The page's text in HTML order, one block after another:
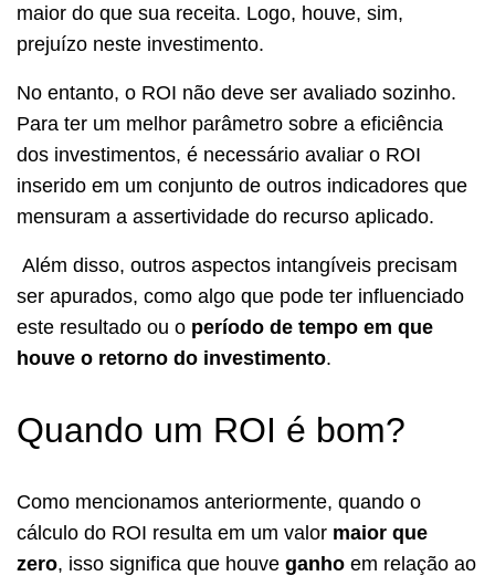
maior do que sua receita. Logo, houve, sim,
prejuízo neste investimento.
No entanto, o ROI não deve ser avaliado sozinho.
Para ter um melhor parâmetro sobre a eficiência
dos investimentos, é necessário avaliar o ROI
inserido em um conjunto de outros indicadores que
mensuram a assertividade do recurso aplicado.
Além disso, outros aspectos intangíveis precisam
ser apurados, como algo que pode ter influenciado
este resultado ou o período de tempo em que
houve o retorno do investimento.
Quando um ROI é bom?
Como mencionamos anteriormente, quando o
cálculo do ROI resulta em um valor maior que
zero, isso significa que houve ganho em relação ao